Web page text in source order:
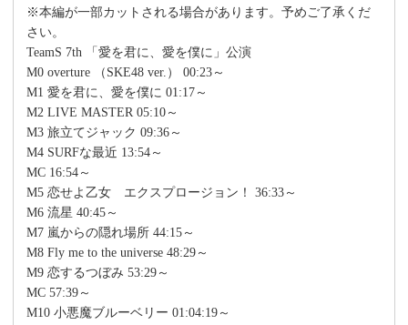
※本編が一部カットされる場合があります。予めご了承くだ
さい。
TeamS 7th 「愛を君に、愛を僕に」公演
M0 overture （SKE48 ver.） 00:23～
M1 愛を君に、愛を僕に 01:17～
M2 LIVE MASTER 05:10～
M3 旅立てジャック 09:36～
M4 SURFな最近 13:54～
MC 16:54～
M5 恋せよ乙女 エクスプロージョン！ 36:33～
M6 流星 40:45～
M7 嵐からの隠れ場所 44:15～
M8 Fly me to the universe 48:29～
M9 恋するつぼみ 53:29～
MC 57:39～
M10 小悪魔ブルーベリー 01:04:19～